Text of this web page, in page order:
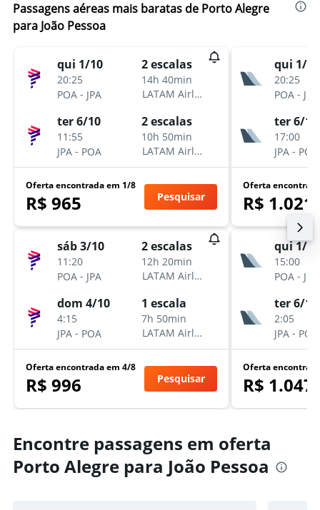
Passagens aéreas mais baratas de Porto Alegre
para João Pessoa
qui 1/10
20:25
POA - JPA
2 escalas
14h 40min
LATAM Airlines
ter 6/10
11:55
JPA - POA
2 escalas
10h 50min
LATAM Airlines
Oferta encontrada em 1/8
R$ 965 Pesquisar
sáb 3/10
11:20
POA - JPA
2 escalas
12h 20min
LATAM Airlines
dom 4/10
4:15
JPA - POA
1 escala
7h 50min
LATAM Airlines
Oferta encontrada em 4/8
R$ 996 Pesquisar
qui 1/10
20:25
POA - JPA
ter 6/10
17:00
JPA - POA
Oferta
R$ 1.021
qui 1/10
15:00
POA - JPA
ter 6/10
2:05
JPA - POA
Oferta
R$ 1.047
Encontre passagens em oferta
Porto Alegre para João Pessoa